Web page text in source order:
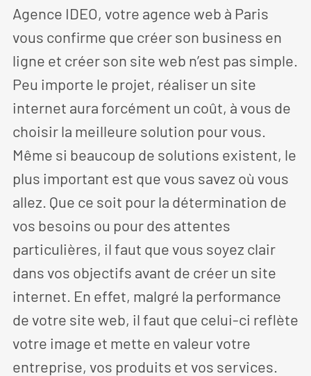
Agence IDEO, votre agence web à Paris
vous confirme que créer son business en
ligne et créer son site web n’est pas simple.
Peu importe le projet, réaliser un site
internet aura forcément un coût, à vous de
choisir la meilleure solution pour vous.
Même si beaucoup de solutions existent, le
plus important est que vous savez où vous
allez. Que ce soit pour la détermination de
vos besoins ou pour des attentes
particulières, il faut que vous soyez clair
dans vos objectifs avant de créer un site
internet. En effet, malgré la performance
de votre site web, il faut que celui-ci reflète
votre image et mette en valeur votre
entreprise, vos produits et vos services.